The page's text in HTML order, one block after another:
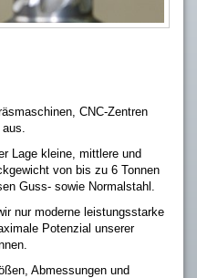
CNC-Zentren
Lage kleine, mittlere und
von bis zu 6 Tonnen
Guss- sowie Normalstahl.
nur moderne leistungsstarke
Potenzial unserer
Abmessungen und